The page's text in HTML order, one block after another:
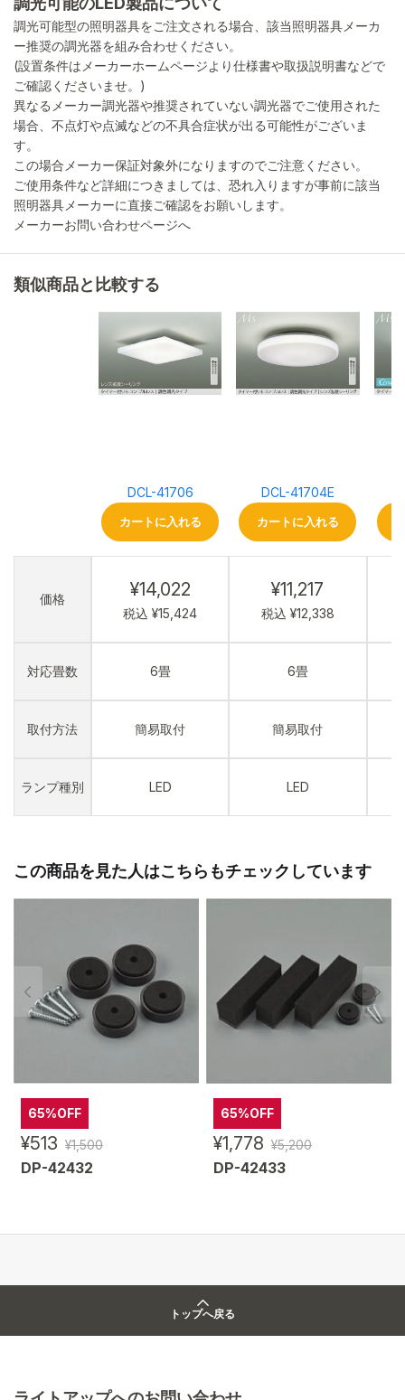
調光可能型の照明器具をご注文される場合、該当照明器具メーカ
ー推奨の調光器を組み合わせください。
(設置条件はメーカーホームページより仕様書や取扱説明書などで
ご確認くださいませ。)
異なるメーカー調光器や推奨されていない調光器でご使用された
場合、不点灯や点滅などの不具合症状が出る可能性がございま
す。
この場合メーカー保証対象外になりますのでご注意ください。
ご使用条件など詳細につきましては、恐れ入りますが事前に該当
照明器具メーカーに直接ご確認をお願いします。
メーカーお問い合わせページへ
類似商品と比較する
価格
対応畳数
取付方法
ランプ種別
DCL-41706
カートに入れる
¥14,022
税込 ¥15,424
6畳
簡易取付
LED
DCL-41704E
カートに入れる
¥11,217
税込 ¥12,338
6畳
簡易取付
LED
この商品を見た人はこちらもチェックしています
65%OFF
¥513 ¥1,500
DP-42432
65%OFF
¥1,778 ¥5,200
DP-42433
トップへ戻る